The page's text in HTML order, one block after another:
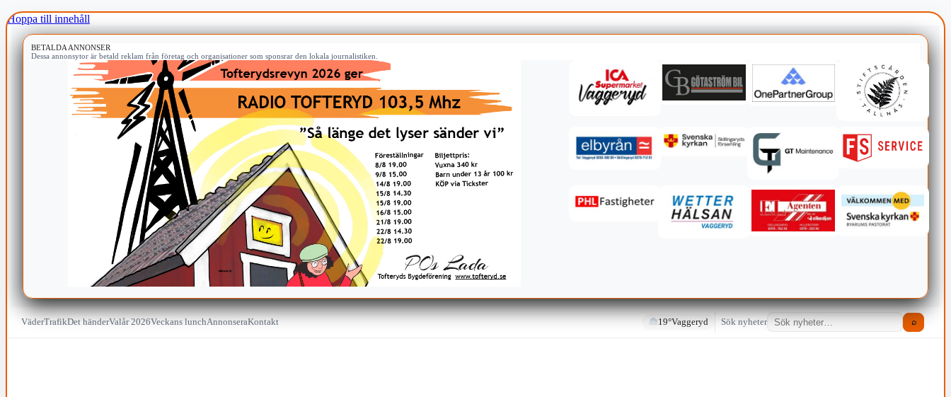
Hoppa till innehåll
BETALDA ANNONSER
Dessa annonsytor är betald reklam från företag och organisationer som sponsrar den lokala journalistiken.
VäderTrafikDet händerValår 2026Veckans lunchAnnonseraKontakt 19°Vaggeryd Sök nyheter ⌕